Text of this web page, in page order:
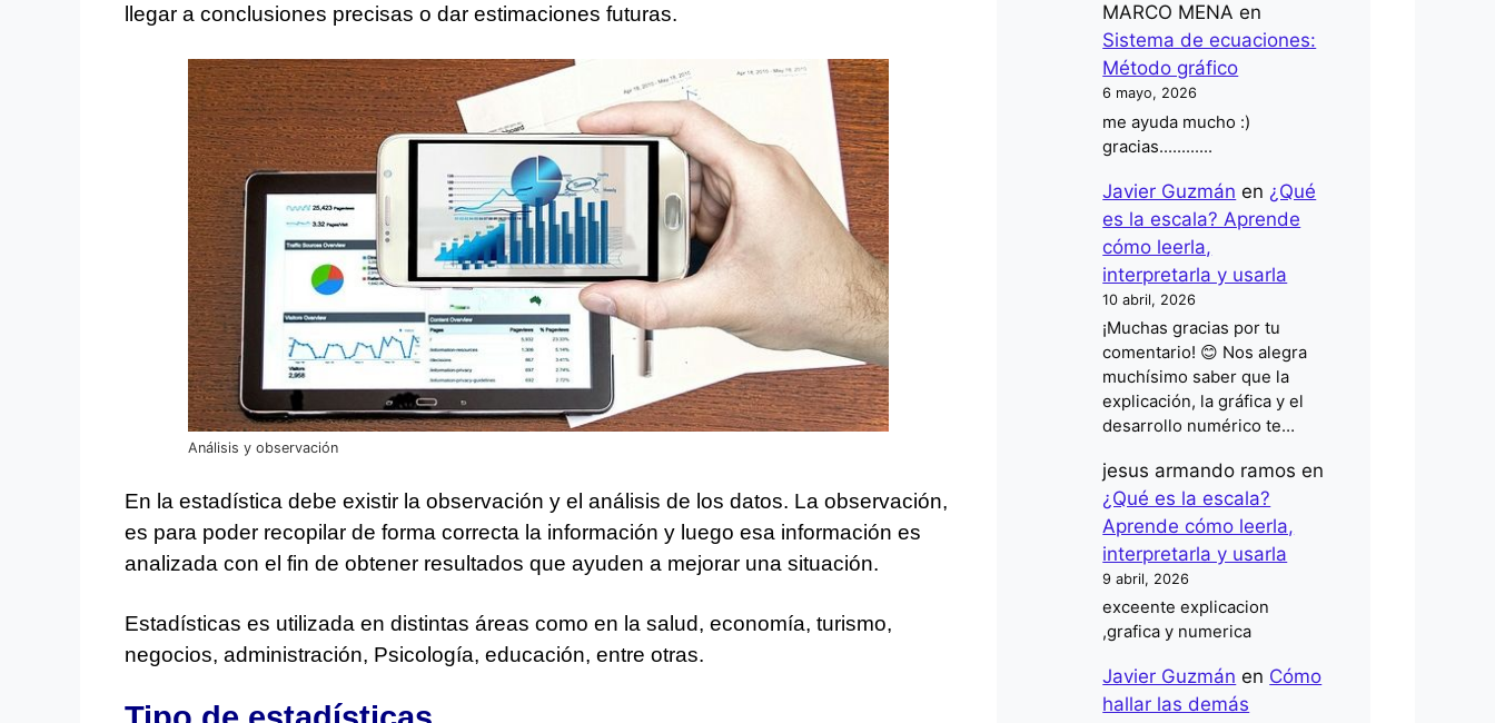
llegar a conclusiones precisas o dar estimaciones futuras.
Análisis y observación
En la estadística debe existir la observación y el análisis de los datos. La observación,
es para poder recopilar de forma correcta la información y luego esa información es
analizada con el fin de obtener resultados que ayuden a mejorar una situación.
Estadísticas es utilizada en distintas áreas como en la salud, economía, turismo,
negocios, administración, Psicología, educación, entre otras.
MARCO MENA en
Sistema de ecuaciones:
Método gráfico
6 mayo, 2026
me ayuda mucho :)
gracias............
Javier Guzmán en ¿Qué
es la escala? Aprende
cómo leerla,
interpretarla y usarla
10 abril, 2026
¡Muchas gracias por tu
comentario! 😊 Nos alegra
muchísimo saber que la
explicación, la gráfica y el
desarrollo numérico te…
jesus armando ramos en
¿Qué es la escala?
Aprende cómo leerla,
interpretarla y usarla
9 abril, 2026
exceente explicacion
,grafica y numerica
Javier Guzmán en Cómo
hallar las demás